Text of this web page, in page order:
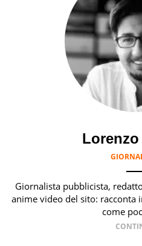
Giornalista pubblicista,
anime video del sito: racconta
come